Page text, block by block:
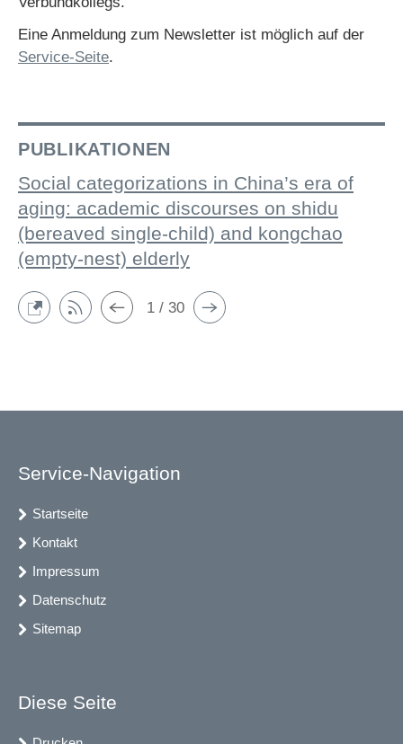
Eine Anmeldung zum Newsletter ist möglich auf der
Service-Seite.
PUBLIKATIONEN
Social categorizations in China’s era of
aging: academic discourses on shidu
(bereaved single-child) and kongchao
(empty-nest) elderly
1 / 30
Service-Navigation
Startseite
Kontakt
Impressum
Datenschutz
Sitemap
Diese Seite